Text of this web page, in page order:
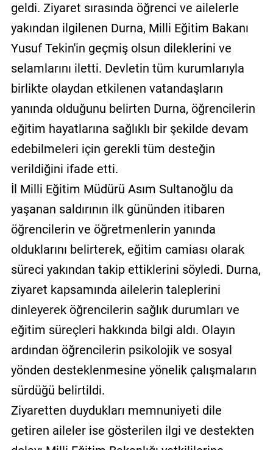
geldi. Ziyaret sırasında öğrenci ve ailelerle
yakından ilgilenen Durna, Milli Eğitim Bakanı
Yusuf Tekin'in geçmiş olsun dileklerini ve
selamlarını iletti. Devletin tüm kurumlarıyla
birlikte olaydan etkilenen vatandaşların
yanında olduğunu belirten Durna, öğrencilerin
eğitim hayatlarına sağlıklı bir şekilde devam
edebilmeleri için gerekli tüm desteğin
verildiğini ifade etti.
İl Milli Eğitim Müdürü Asım Sultanoğlu da
yaşanan saldırının ilk gününden itibaren
öğrencilerin ve öğretmenlerin yanında
olduklarını belirterek, eğitim camiası olarak
süreci yakından takip ettiklerini söyledi. Durna,
ziyaret kapsamında ailelerin taleplerini
dinleyerek öğrencilerin sağlık durumları ve
eğitim süreçleri hakkında bilgi aldı. Olayın
ardından öğrencilerin psikolojik ve sosyal
yönden desteklenmesine yönelik çalışmaların
sürdüğü belirtildi.
Ziyaretten duydukları memnuniyeti dile
getiren aileler ise gösterilen ilgi ve destekten